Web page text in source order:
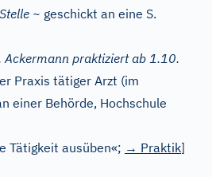
~ geschickt an eine S.
Ackermann praktiziert ab 1.10.
Praxis tätiger Arzt (im
einer Behörde, Hochschule
Tätigkeit ausüben«; → Praktik]